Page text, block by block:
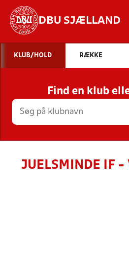
DBU SJÆLLAND
STILLINGER,
HOLD
KLUB/HOLD RÆKKE
Find en klub
JUELSMINDE IF -